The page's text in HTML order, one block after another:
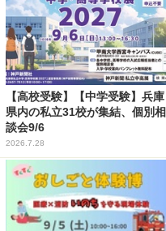
【高校受験】【中学受験】兵庫
県内の私立31校が集結、個別相
談会9/6
2026.7.28